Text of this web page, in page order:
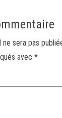
sera pas
avec *